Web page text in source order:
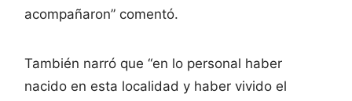
acompañaron” comentó.
También narró que “en lo personal haber
nacido en esta localidad y haber vivido el